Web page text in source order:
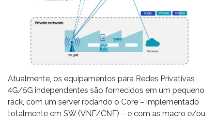
Atualmente, os equipamentos para Redes Privativas
4G/5G independentes são fornecidos em um pequeno
rack, com um server rodando o Core – implementado
totalmente em SW (VNF/CNF) – e com as macro e/ou